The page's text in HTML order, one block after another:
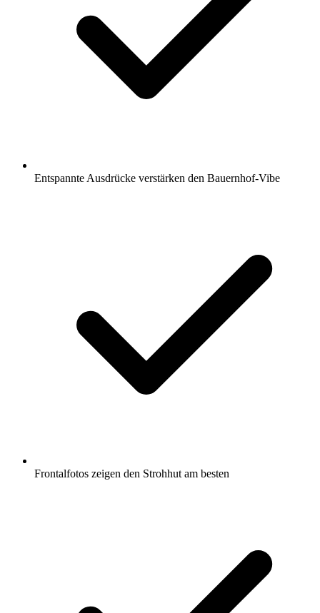
Entspannte Ausdrücke verstärken den Bauernhof-Vibe
Frontalfotos zeigen den Strohhut am besten